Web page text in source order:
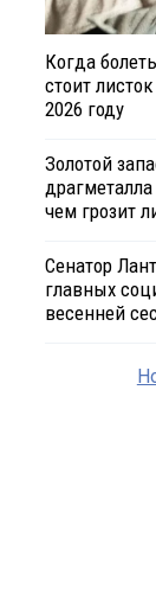
Когда
стоит
2026 году
Золотой
чем грозит
Сенатор
главных
весенней